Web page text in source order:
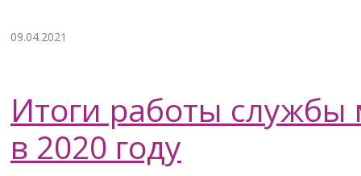
09.04.2021
Итоги работы
в 2020 году